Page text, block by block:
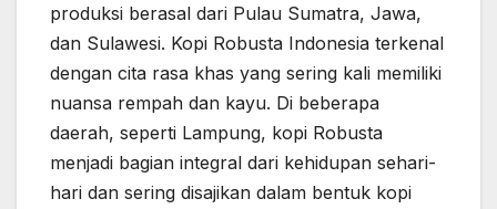
produksi berasal dari Pulau Sumatra, Jawa,
dan Sulawesi. Kopi Robusta Indonesia terkenal
dengan cita rasa khas yang sering kali memiliki
nuansa rempah dan kayu. Di beberapa
daerah, seperti Lampung, kopi Robusta
menjadi bagian integral dari kehidupan sehari-
hari dan sering disajikan dalam bentuk kopi